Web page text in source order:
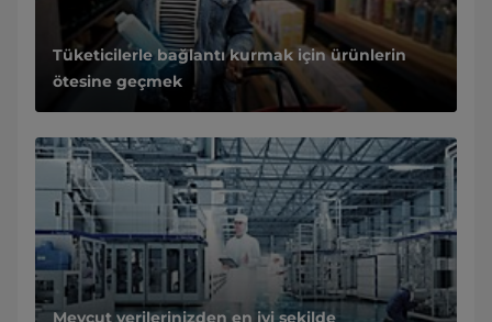
Tüketicilerle bağlantı kurmak için ürünlerin
ötesine geçmek
Mevcut verilerinizden en iyi şekilde